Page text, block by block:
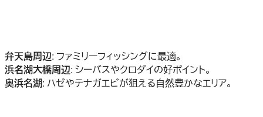
弁天島周辺: ファミリーフィッシングに最適。
浜名湖大橋周辺: シーバスやクロダイの好ポイント。
奥浜名湖: ハゼやテナガエビが狙える自然豊かなエリア。